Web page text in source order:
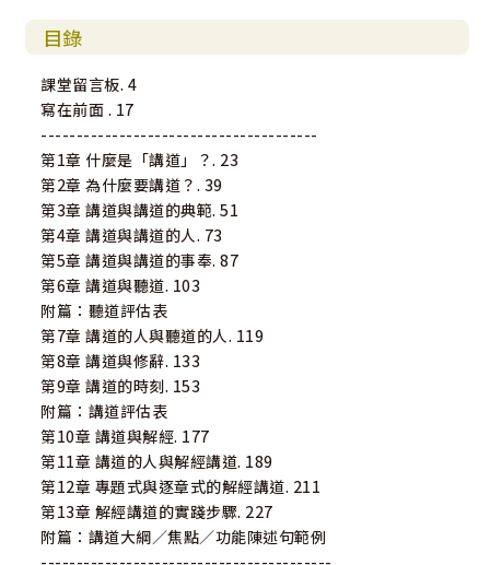
目錄
課堂留言板. 4
寫在前面 . 17
---------------------------------------
第1章 什麼是「講道」？. 23
第2章 為什麼要講道？. 39
第3章 講道與講道的典範. 51
第4章 講道與講道的人. 73
第5章 講道與講道的事奉. 87
第6章 講道與聽道. 103
附篇：聽道評估表
第7章 講道的人與聽道的人. 119
第8章 講道與修辭. 133
第9章 講道的時刻. 153
附篇：講道評估表
第10章 講道與解經. 177
第11章 講道的人與解經講道. 189
第12章 專題式與逐章式的解經講道. 211
第13章 解經講道的實踐步驟. 227
附篇：講道大綱∕焦點∕功能陳述句範例